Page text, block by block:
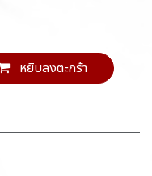
หยิบลงตะกร้า